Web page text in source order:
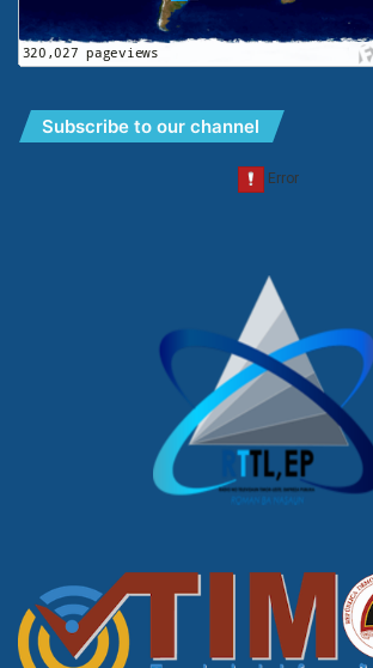
Subscribe to our channel